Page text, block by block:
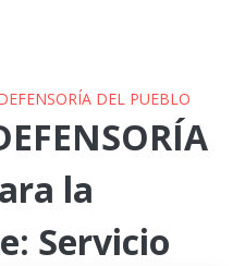
DEL PUEBLO
la
Servicio